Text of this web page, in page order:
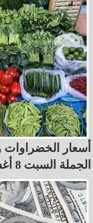
أسعار الخضراوات
الجملة السبت 8 أغسطس 2026